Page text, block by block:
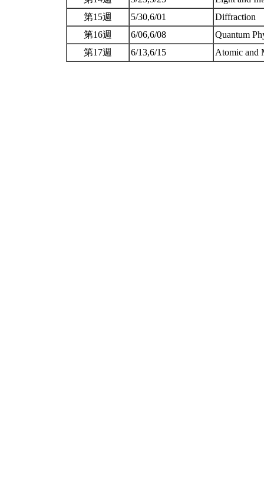
第15週
5/30,6/01
Diffraction
第16週
6/06,6/08
Quantum
第17週
6/13,6/15 Atomic and